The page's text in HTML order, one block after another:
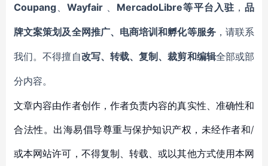
Coupang 、Wayfair MercadoLibre等平台入驻 ，品
牌文案策划及全网推广、电商培训和孵化等服务，请联系
我们。不得擅自改写、转载、复制、裁剪和编辑全部或部
分内容。
文章内容由作者创作，作者负责内容的真实性、准确性和
合法性。出海易倡导尊重与保护知识产权，未经作者和/
或本网站许可，不得复制、转载、或以其他方式使用本网